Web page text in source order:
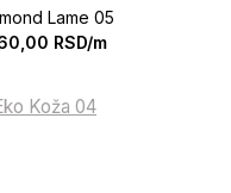
Lame 05
RSD/m